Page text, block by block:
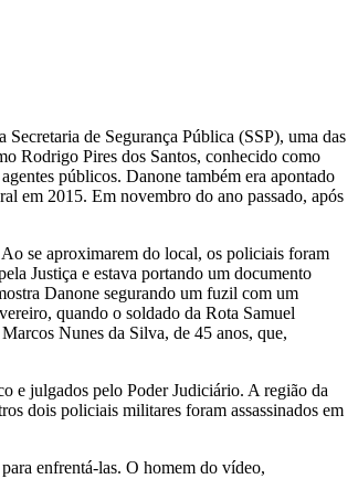
de Segurança Pública (SSP), uma das
Rodrigo Pires dos Santos, conhecido como
públicos. Danone também era apontado
em 2015. Em novembro do ano passado, após
se aproximarem do local, os policiais foram
Justiça e estava portando um documento
Danone segurando um fuzil com um
quando o soldado da Rota Samuel
Nunes da Silva, de 45 anos, que,
e julgados pelo Poder Judiciário. A região da
dois policiais militares foram assassinados em
enfrentá-las. O homem do vídeo,